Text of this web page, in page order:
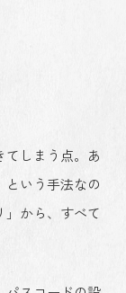
てしまう点。あ
という手法なの
から、すべて